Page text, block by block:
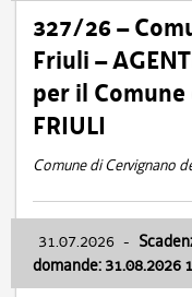
327/26 –
Friuli –
per il Comune
FRIULI
Comune di Cervignano
31.07.2026 -
domande: 31.08.2026